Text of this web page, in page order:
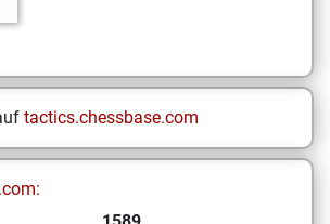
tactics.chessbase.com